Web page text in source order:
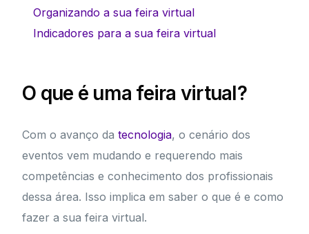
Organizando a sua feira virtual
Indicadores para a sua feira virtual
O que é uma feira virtual?
Com o avanço datecnologia, o cenário dos
eventos vem mudando e requerendo mais
competências e conhecimento dos profissionais
dessa área. Isso implica em saber o que é e como
fazer a sua feira virtual.